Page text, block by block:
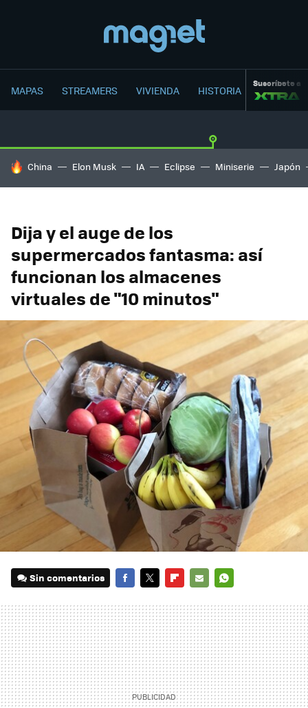
MAPAS STREAMERS VIVIENDA HISTORIA Suscríbete a
HOY SE HABLA DE
China Elon Musk IA Eclipse Miniserie Japón
Dija y el auge de los
supermercados fantasma: así
funcionan los almacenes
virtuales de "10 minutos"
Sin comentarios
MAIL